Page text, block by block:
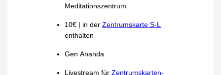
Meditationszentrum
10€ | in derZentrumskarte S-L
enthalten
Gen Ananda
Livestream fürZentrumskarten-